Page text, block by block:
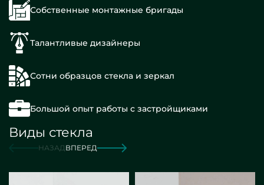
Собственные монтажные бригады
Талантливые дизайнеры
Сотни образцов стекла и зеркал
Большой опыт работы с застройщиками
Виды стекла
НАЗАДВПЕРЕД